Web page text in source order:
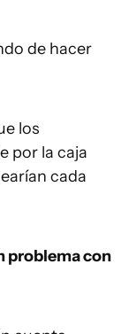
de hacer
los
por la caja
cada
problema con